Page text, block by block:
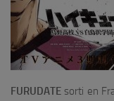
FURUDATE sorti en